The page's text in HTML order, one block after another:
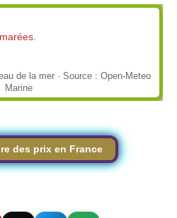
de la mer · Source : Open-Meteo
Marine
des prix en France